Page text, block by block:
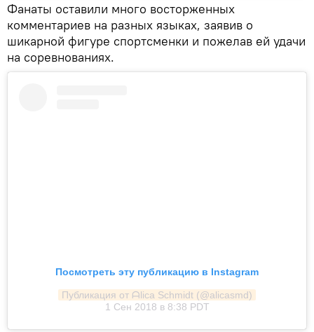
Фанаты оставили много восторженных
комментариев на разных языках, заявив о
шикарной фигуре спортсменки и пожелав ей удачи
на соревнованиях.
Посмотреть эту публикацию в Instagram
Публикация от ᗩlica Ѕchmidt (@alicasmd)
1 Сен 2018 в 8:38 PDT